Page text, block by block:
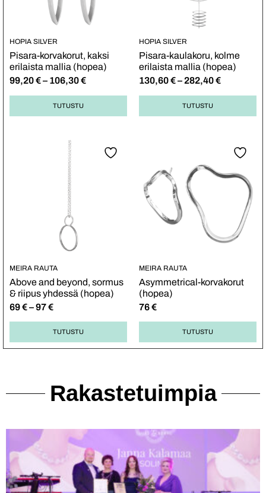
HOPIA SILVER
Pisara-korvakorut, kaksi
erilaista mallia (hopea)
99,20€– 106,30€
TUTUSTU
HOPIA SILVER
Pisara-kaulakoru, kolme
erilaista mallia (hopea)
130,60€– 282,40€
TUTUSTU
MEIRA RAUTA
Above and beyond, sormus
& riipus yhdessä (hopea)
69€–97€
TUTUSTU
MEIRA RAUTA
Asymmetrical-korvakorut
(hopea)
76€
TUTUSTU
Rakastetuimpia